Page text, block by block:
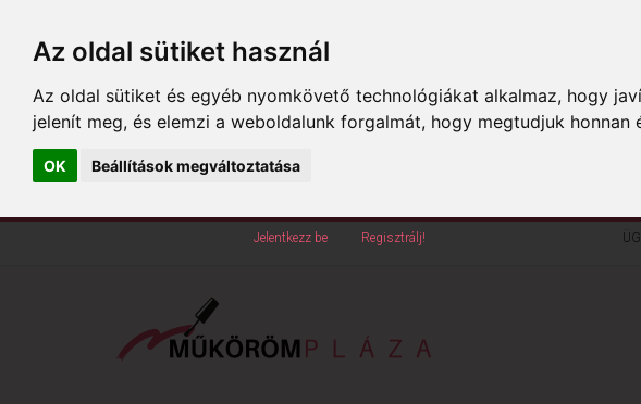
Az oldal sütiket használ
Az oldal sütiket és egyéb nyomkövető technológiákat alkalmaz, hogy
jelenít meg, és elemzi a weboldalunk forgalmát, hogy megtudjuk honnan
OK Beállítások megváltoztatása
Jelentkezz be Regisztrálj!